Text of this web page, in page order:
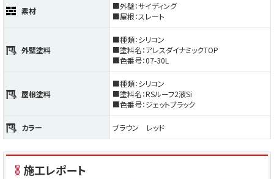
素材
■外壁：サイディング
■屋根：スレート
外壁塗料
■種類：シリコン
■塗料名：アレスダイナミックTOP
■色番号：07-30L
屋根塗料
■種類：シリコン
■塗料名：RSルーフ2液Si
■色番号：ジェットブラック
カラー ブラウン レッド
施工レポート